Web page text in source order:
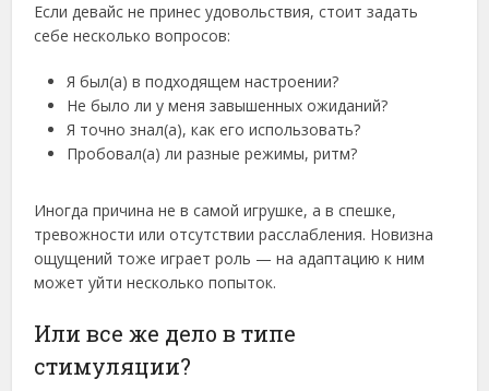
Если девайс не принес удовольствия, стоит задать
себе несколько вопросов:
Я был(а) в подходящем настроении?
Не было ли у меня завышенных ожиданий?
Я точно знал(а), как его использовать?
Пробовал(а) ли разные режимы, ритм?
Иногда причина не в самой игрушке, а в спешке,
тревожности или отсутствии расслабления. Новизна
ощущений тоже играет роль — на адаптацию к ним
может уйти несколько попыток.
Или все же дело в типе
стимуляции?